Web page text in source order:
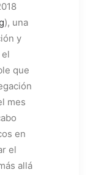
), una
y
que
mes
en
el
allá